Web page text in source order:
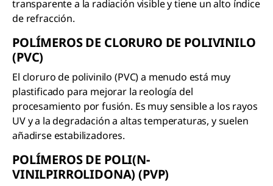
transparente a la radiación visible y tiene un alto índice
de refracción.
POLÍMEROS DE CLORURO DE POLIVINILO
(PVC)
El cloruro de polivinilo (PVC) a menudo está muy
plastificado para mejorar la reología del
procesamiento por fusión. Es muy sensible a los rayos
UV y a la degradación a altas temperaturas, y suelen
añadirse estabilizadores.
POLÍMEROS DE POLI(N-
VINILPIRROLIDONA) (PVP)